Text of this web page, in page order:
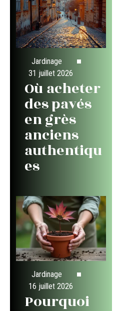
Jardinage
31 juillet 2026
Où acheter
des pavés
en grès
anciens
authentiqu
es
Jardinage
16 juillet 2026
Pourquoi